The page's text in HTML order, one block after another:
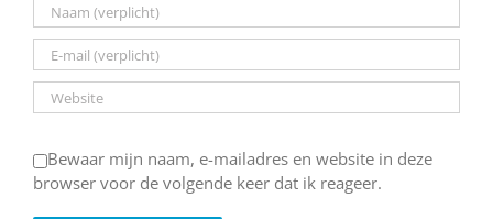
Bewaar mijn naam, e-mailadres en website in deze
browser voor de volgende keer dat ik reageer.